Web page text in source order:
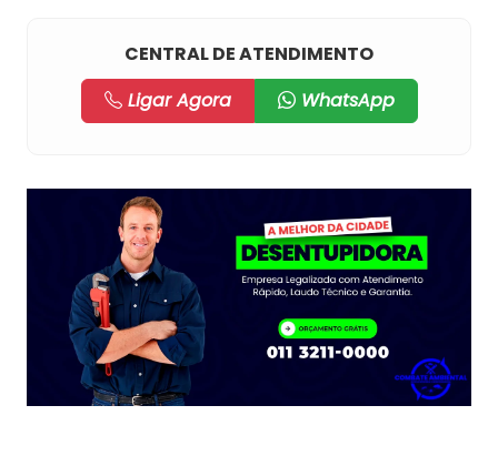
CENTRAL DE ATENDIMENTO
Ligar Agora
WhatsApp